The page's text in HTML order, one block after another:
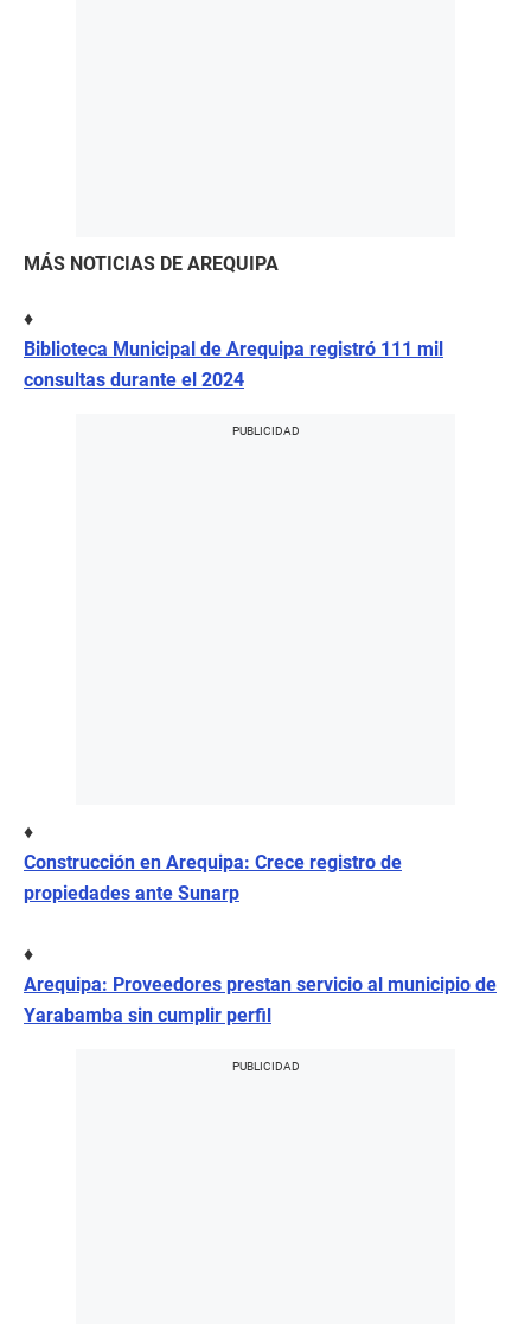
MÁS NOTICIAS DE AREQUIPA
♦
Biblioteca Municipal de Arequipa registró 111 mil
consultas durante el 2024
♦
Construcción en Arequipa: Crece registro de
propiedades ante Sunarp
♦
Arequipa: Proveedores prestan servicio al municipio de
Yarabamba sin cumplir perfil